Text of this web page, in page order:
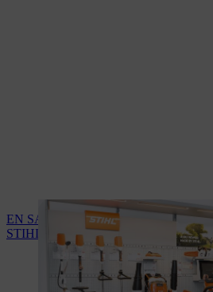
EN SAVOIR PLUS SUR LES
STIHL